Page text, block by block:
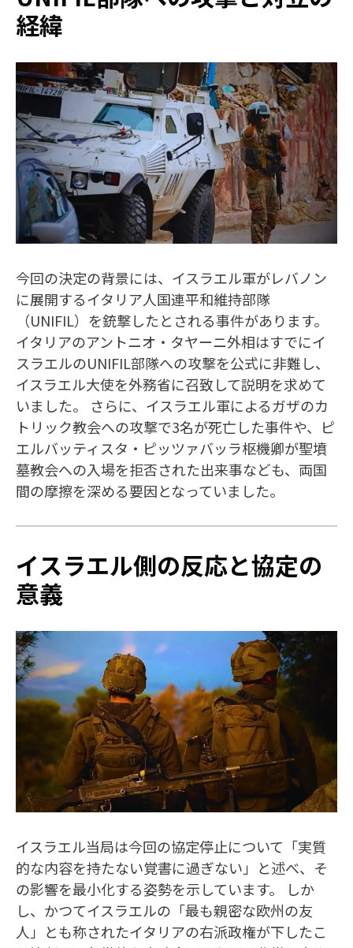
経緯
今回の決定の背景には、イスラエル軍がレバノン
に展開するイタリア人国連平和維持部隊
（UNIFIL）を銃撃したとされる事件があります。
イタリアのアントニオ・タヤーニ外相はすでにイ
スラエルのUNIFIL部隊への攻撃を公式に非難し、
イスラエル大使を外務省に召致して説明を求めて
いました。 さらに、イスラエル軍によるガザのカ
トリック教会への攻撃で3名が死亡した事件や、ピ
エルバッティスタ・ピッツァバッラ枢機卿が聖墳
墓教会への入場を拒否された出来事なども、両国
間の摩擦を深める要因となっていました。
イスラエル側の反応と協定の
意義
イスラエル当局は今回の協定停止について「実質
的な内容を持たない覚書に過ぎない」と述べ、そ
の影響を最小化する姿勢を示しています。 しか
し、かつてイスラエルの「最も親密な欧州の友
人」とも称されたイタリアの右派政権が下したこ